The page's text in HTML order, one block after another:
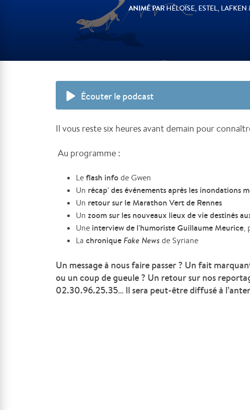
ANIMÉ PARHÉLOÏSE, ESTEL,
Écouter le podcast
Il vous reste six heures avant demain pour
Au programme :
Le flash infode Gwen
Un récap' des événements après les inondations
Un retour sur le Marathon Vert de Rennes
Unzoom sur les nouveaux lieux de vie destinés
Une interview de l'humoriste Guillaume Meurice,
La chronique Fake News de Syriane
Un message à nous faire passer ? Un fait
ou un coup de gueule ? Un retour sur nos
02.30.96.25.35… Il sera peut-être diffusé à